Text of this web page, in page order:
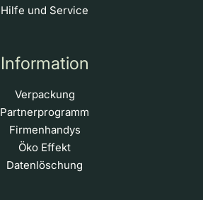
Hilfe und Service
Information
Verpackung
Partnerprogramm
Firmenhandys
Öko Effekt
Datenlöschung